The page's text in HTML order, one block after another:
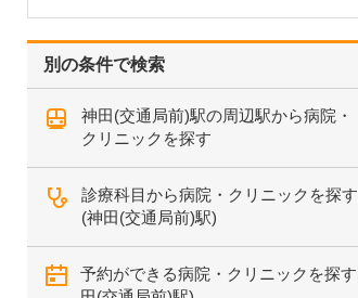
別の条件で検索
神田(交通局前)駅の周辺駅から病院・
クリニックを探す
診療科目から病院・クリニックを探す
(神田(交通局前)駅)
予約ができる病院・クリニックを探